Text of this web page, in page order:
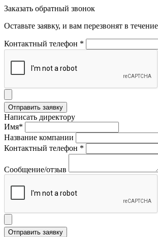
Заказать обратный звонок
Оставьте заявку, и вам перезвонят в
Контактный телефон *
Написать директору
Имя*
Название компании
Контактный телефон *
Сообщение/отзыв